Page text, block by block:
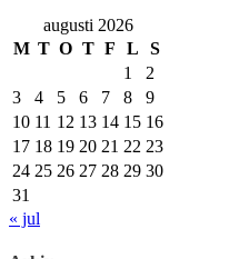
augusti 2026
M T O T F L
S
1
2
3
4 5 6 7 8
9
10 11 12 13 14 15 16
17 18 19 20 21 22 23
24 25 26 27 28 29 30
31
« jul